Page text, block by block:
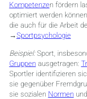
Kompetenzen fördern
optimiert werden
die auch für die Arbeit
→Sportpsychologie
Beispiel:Sport,
Gruppen ausgetragen:
Sportler identifizieren
sie gegenüber
sie sozialen Normen